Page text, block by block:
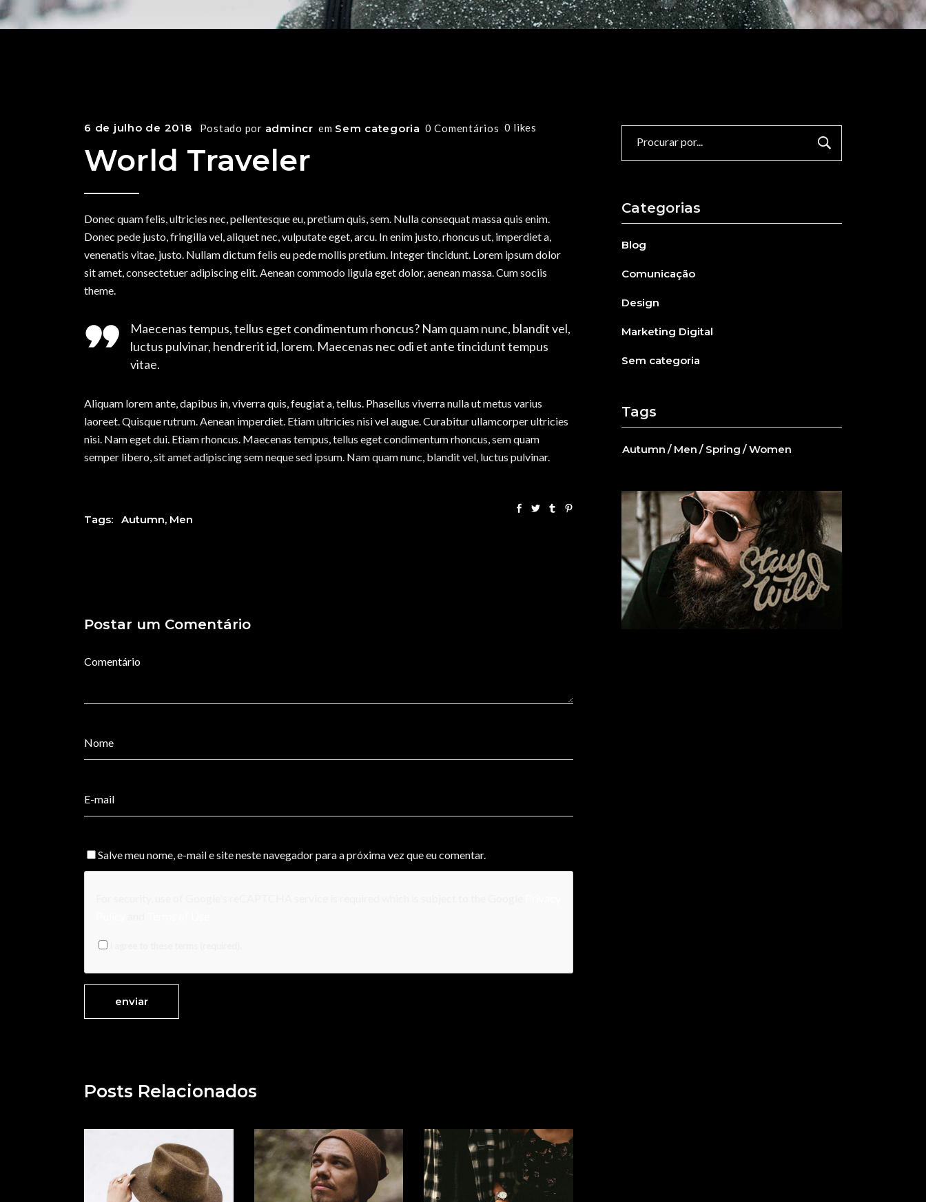
6 de julho de 2018 Postado por admincr em Sem categoria 0 Comentários 0 likes
World Traveler
Donec quam felis, ultricies nec, pellentesque eu, pretium quis, sem. Nulla consequat massa quis enim.
Donec pede justo, fringilla vel, aliquet nec, vulputate eget, arcu. In enim justo, rhoncus ut, imperdiet a,
venenatis vitae, justo. Nullam dictum felis eu pede mollis pretium. Integer tincidunt. Lorem ipsum dolor
sit amet, consectetuer adipiscing elit. Aenean commodo ligula eget dolor, aenean massa. Cum sociis
theme.
Maecenas tempus, tellus eget condimentum rhoncus? Nam quam nunc, blandit vel,
luctus pulvinar, hendrerit id, lorem. Maecenas nec odi et ante tincidunt tempus
vitae.
Aliquam lorem ante, dapibus in, viverra quis, feugiat a, tellus. Phasellus viverra nulla ut metus varius
laoreet. Quisque rutrum. Aenean imperdiet. Etiam ultricies nisi vel augue. Curabitur ullamcorper ultricies
nisi. Nam eget dui. Etiam rhoncus. Maecenas tempus, tellus eget condimentum rhoncus, sem quam
semper libero, sit amet adipiscing sem neque sed ipsum. Nam quam nunc, blandit vel, luctus pulvinar.
Tags: Autumn, Men
Postar um Comentário
Salve meu nome, e-mail e site neste navegador para a próxima vez que eu comentar.
Posts Relacionados
Categorias
Blog
Comunicação
Design
Marketing Digital
Sem categoria
Tags
Autumn Men Spring Women